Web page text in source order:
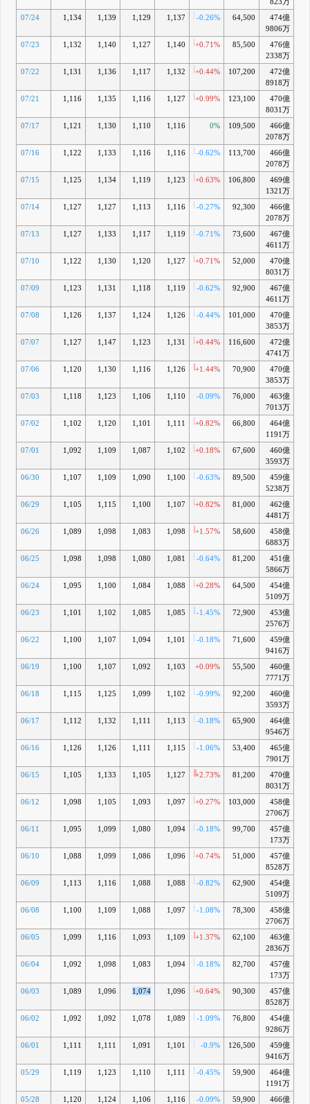
07/24 1,134 1,139 1,129 1,137 -0.26% 64,500
474億
9806万
07/23 1,132 1,140 1,127 1,140 +0.71% 85,500
476億
2338万
07/22 1,131 1,136 1,117 1,132 +0.44% 107,200
472億
8918万
07/21 1,116 1,135 1,116 1,127 +0.99% 123,100
470億
8031万
07/17 1,121 1,130 1,110 1,116 0% 109,500
466億
2078万
07/16 1,122 1,133 1,116 1,116 -0.62% 113,700
466億
2078万
07/15 1,125 1,134 1,119 1,123 +0.63% 106,800
469億
1321万
07/14 1,127 1,127 1,113 1,116 -0.27% 92,300
466億
2078万
07/13 1,127 1,133 1,117 1,119 -0.71% 73,600
467億
4611万
07/10 1,122 1,130 1,120 1,127 +0.71% 52,000
470億
8031万
07/09 1,123 1,131 1,118 1,119 -0.62% 92,900
467億
4611万
07/08 1,126 1,137 1,124 1,126 -0.44% 101,000
470億
3853万
07/07 1,127 1,147 1,123 1,131 +0.44% 116,600
472億
4741万
07/06 1,120 1,130 1,116 1,126 +1.44% 70,900
470億
3853万
07/03 1,118 1,123 1,106 1,110 -0.09% 76,000
463億
7013万
07/02 1,102 1,120 1,101 1,111 +0.82% 66,800
464億
1191万
07/01 1,092 1,109 1,087 1,102 +0.18% 67,600
460億
3593万
06/30 1,107 1,109 1,090 1,100 -0.63% 89,500
459億
5238万
06/29 1,105 1,115 1,100 1,107 +0.82% 81,000
462億
4481万
06/26 1,089 1,098 1,083 1,098 +1.57% 58,600
458億
6883万
06/25 1,098 1,098 1,080 1,081 -0.64% 81,200
451億
5866万
06/24 1,095 1,100 1,084 1,088 +0.28% 64,500
454億
5109万
06/23 1,101 1,102 1,085 1,085 -1.45% 72,900
453億
2576万
06/22 1,100 1,107 1,094 1,101 -0.18% 71,600
459億
9416万
06/19 1,100 1,107 1,092 1,103 +0.09% 55,500
460億
7771万
06/18 1,115 1,125 1,099 1,102 -0.99% 92,200
460億
3593万
06/17 1,112 1,132 1,111 1,113 -0.18% 65,900
464億
9546万
06/16 1,126 1,126 1,111 1,115 -1.06% 53,400
465億
7901万
06/15 1,105 1,133 1,105 1,127 +2.73% 81,200
470億
8031万
06/12 1,098 1,105 1,093 1,097 +0.27% 103,000
458億
2706万
06/11 1,095 1,099 1,080 1,094 -0.18% 99,700
457億
173万
06/10 1,088 1,099 1,086 1,096 +0.74% 51,000
457億
8528万
06/09 1,113 1,116 1,088 1,088 -0.82% 62,900
454億
5109万
06/08 1,100 1,109 1,088 1,097 -1.08% 78,300
458億
2706万
06/05 1,099 1,116 1,093 1,109 +1.37% 62,100
463億
2836万
06/04 1,092 1,098 1,083 1,094 -0.18% 82,700
457億
173万
06/03 1,089 1,096 1,074 1,096 +0.64% 90,300
457億
8528万
06/02 1,092 1,092 1,078 1,089 -1.09% 76,800
454億
9286万
06/01 1,111 1,111 1,091 1,101 -0.9% 126,500
459億
9416万
05/29 1,119 1,123 1,110 1,111 -0.45% 59,900
464億
1191万
05/28 1,120 1,124 1,106 1,116 -0.09% 59,900 466億